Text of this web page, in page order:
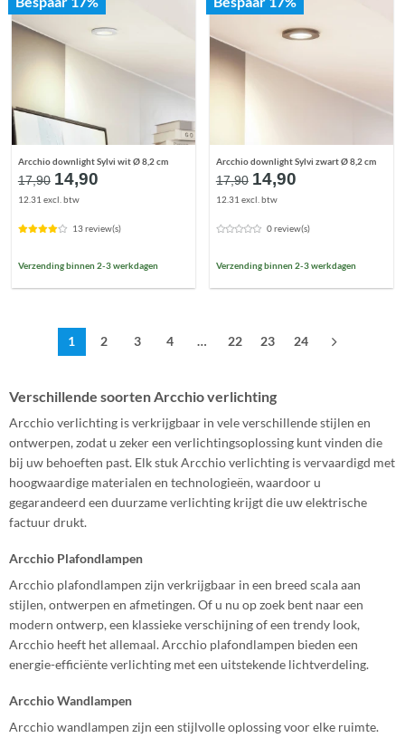
Arcchio downlight Sylvi wit Ø 8,2 cm
17,90 Oorspronkelijke
prijs
€17,90.
14,90Huidige
€14,90.
12.31 excl. btw
13 review(s)
Verzending binnen 2-3 werkdagen
Arcchio downlight Sylvi zwart Ø 8,2 cm
17,90 Oorspronkelijke
prijs
€17,90.
14,90Huidige
€14,90.
12.31 excl. btw
0 review(s)
Verzending binnen 2-3 werkdagen
1 2 3 4 … 22 23 24
Verschillende soorten Arcchio verlichting
Arcchio verlichting is verkrijgbaar in vele verschillende stijlen en
ontwerpen, zodat u zeker een verlichtingsoplossing kunt vinden die
bij uw behoeften past. Elk stuk Arcchio verlichting is vervaardigd met
hoogwaardige materialen en technologieën, waardoor u
gegarandeerd een duurzame verlichting krijgt die uw elektrische
factuur drukt.
Arcchio Plafondlampen
Arcchio plafondlampen zijn verkrijgbaar in een breed scala aan
stijlen, ontwerpen en afmetingen. Of u nu op zoek bent naar een
modern ontwerp, een klassieke verschijning of een trendy look,
Arcchio heeft het allemaal. Arcchio plafondlampen bieden een
energie-efficiënte verlichting met een uitstekende lichtverdeling.
Arcchio Wandlampen
Arcchio wandlampen zijn een stijlvolle oplossing voor elke ruimte.